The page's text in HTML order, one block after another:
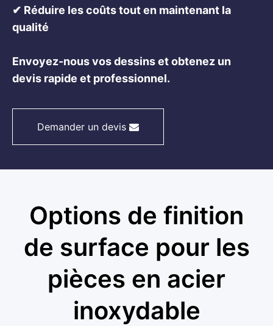
✔ Réduire les coûts tout en maintenant la
qualité
Envoyez-nous vos dessins et obtenez un
devis rapide et professionnel.
Demander un devis
Options de finition
de surface pour les
pièces en acier
inoxydable